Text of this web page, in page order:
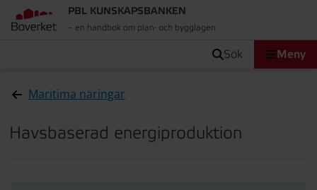
PBL KUNSKAPSBANKEN
– en handbok om plan- och bygglagen
sök Meny
Maritima näringar
Havsbaserad energiproduktion